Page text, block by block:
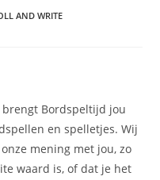
AND WRITE
Bordspeltijd jou
en spelletjes. Wij
mening met jou, zo
waard is, of dat je het